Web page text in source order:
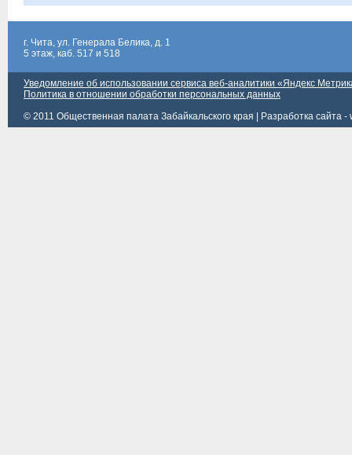
г. Чита, ул. Генерала Белика, д. 1
5 этаж, каб. 517 и 518
Уведомление об использовании сервиса веб-аналитики «Яндекс
Политика в отношении обработки персональных данных
© 2011 Общественная палата Забайкальского края |
Разработка сайта -